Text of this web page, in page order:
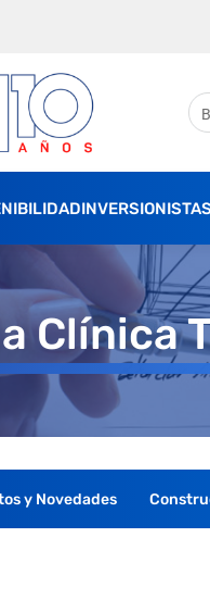
INVERSIONISTAS
Clínica
y Novedades